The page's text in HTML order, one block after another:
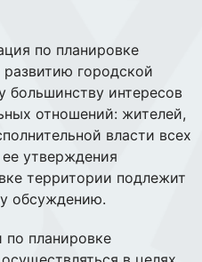
по планировке
городской
интересов
отношений: жителей,
власти всех
утверждения
территории подлежит
обсуждению.
по планировке